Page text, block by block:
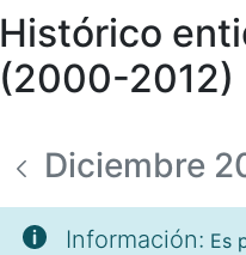
Histórico
(2000-2012)
Diciembre
Información: Es